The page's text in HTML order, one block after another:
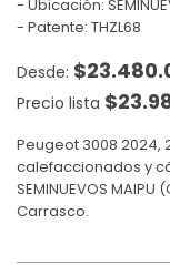
Ubicación:
Patente: THZL68
$
Precio lista $
Peugeot 3008 2024,
calefaccionados y
SEMINUEVOS
Carrasco.